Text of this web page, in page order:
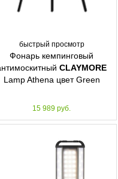
быстрый просмотр
Фонарь кемпинговый
CLAYMORE
Lamp Athena цвет Green
15 989 руб.